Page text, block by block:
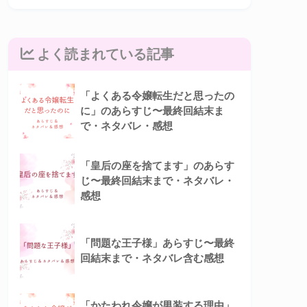
よく読まれている記事
「よくある令嬢転生だと思ったの
に」のあらすじ〜最終回結末ま
で・ネタバレ・感想
「皇后の座を捨てます」のあらす
じ〜最終回結末まで・ネタバレ・
感想
「問題な王子様」あらすじ〜最終
回結末まで・ネタバレ含む感想